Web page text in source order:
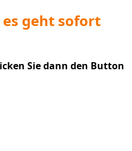
es geht sofort
Sie dann den Button